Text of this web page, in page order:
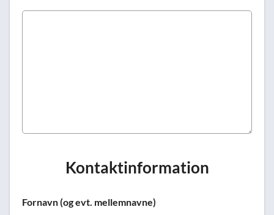
Kontaktinformation
Fornavn (og evt. mellemnavne)